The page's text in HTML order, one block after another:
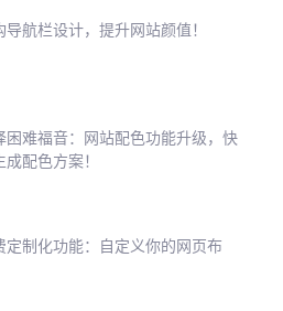
导航栏设计，提升网站颜值！
困难福音：网站配色功能升级，快
成配色方案！
定制化功能：自定义你的网页布